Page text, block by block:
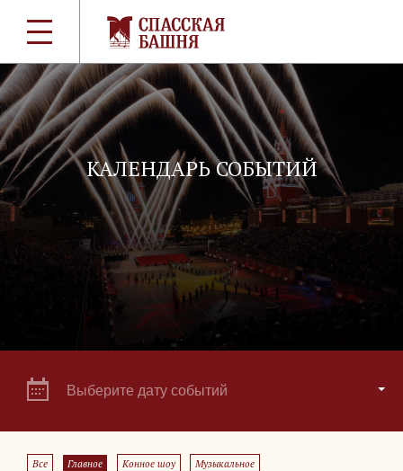
КАЛЕНДАРЬ СОБЫТИЙ
Выберите дату событий
Все Главное Конное шоу Музыкальное